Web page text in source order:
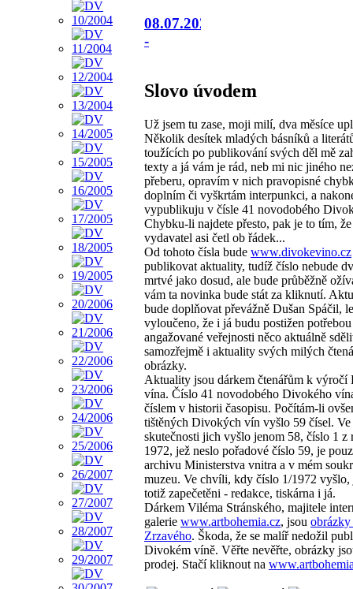
08.07.2026
-
Slovo úvodem
Už jsem tu zase, moji milí, dva měsíce
Několik desítek mladých básníků a
toužících po publikování svých děl mě
texty a já vám je rád, neb mi nic jiného
přeberu, opravím v nich pravopisné
doplním či vyškrtám interpunkci, a
vypublikuju v čísle 41 novodobého
Chybku-li najdete přesto, pak je to tím,
vydavatel asi četl ob řádek...
Od tohoto čísla bude www.divokevino.cz
publikovat aktuality, tudíž číslo nebude
mrtvé jako dosud, ale bude průběžně
vám ta novinka bude stát za kliknutí.
bude doplňovat převážně Dušan Spáčil,
vyloučeno, že i já budu postižen potřebou
angažované veřejnosti něco aktuálně
samozřejmě i aktuality svých milých
obrázky.
Aktuality jsou dárkem čtenářům k výročí
vína. Číslo 41 novodobého Divokého
číslem v historii časopisu. Počítám-li
tištěných Divokých vín vyšlo 59 čísel. Ve
skutečnosti jich vyšlo jenom 58, číslo 1 z
1972, jež neslo pořadové číslo 59, je
archivu Ministerstva vnitra a v mém
muzeu. Ve chvíli, kdy číslo 1/1972 vyšlo,
totiž zapečetěni - redakce, tiskárna i já.
Dárkem Viléma Stránského, majitele
galerie www.artbohemia.cz, jsou obrázky
Zrzavého. Škoda, že se malíř nedožil
Divokém víně. Věřte nevěřte, obrázky
prodej. Stačí kliknout na